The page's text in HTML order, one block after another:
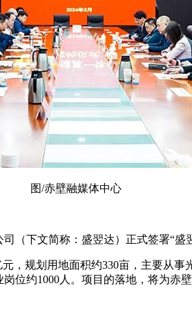
图/赤壁融媒体中心
（下文简称：盛翌达）正式签署“盛
，规划用地面积约330亩，主要从
位约1000人。项目的落地，将为赤